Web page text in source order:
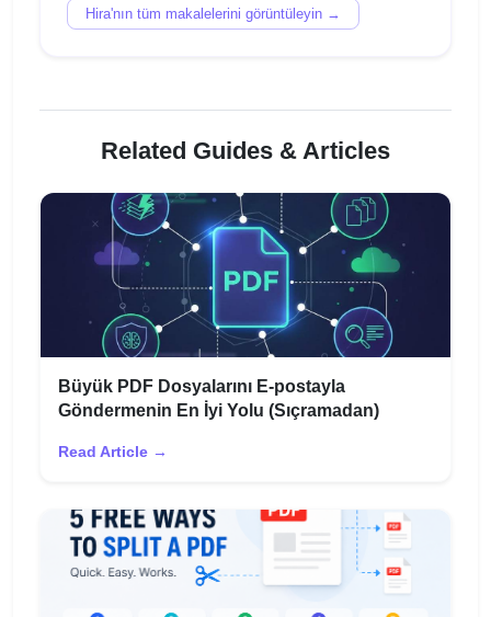
Hira'nın tüm makalelerini görüntüleyin →
Related Guides & Articles
Büyük PDF Dosyalarını E-postayla
Göndermenin En İyi Yolu (Sıçramadan)
Read Article →